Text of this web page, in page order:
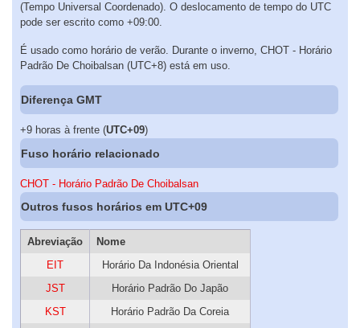
(Tempo Universal Coordenado). O deslocamento de tempo do UTC
pode ser escrito como +09:00.
É usado como horário de verão. Durante o inverno, CHOT - Horário
Padrão De Choibalsan (UTC+8) está em uso.
Diferença GMT
+9 horas à frente (UTC+09)
Fuso horário relacionado
CHOT - Horário Padrão De Choibalsan
Outros fusos horários em UTC+09
Abreviação
Nome
EIT
Horário Da Indonésia Oriental
JST
Horário Padrão Do Japão
KST
Horário Padrão Da Coreia